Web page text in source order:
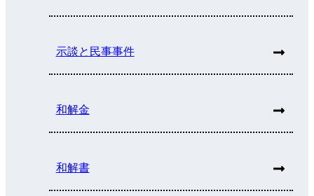
示談と民事事件
和解金
和解書